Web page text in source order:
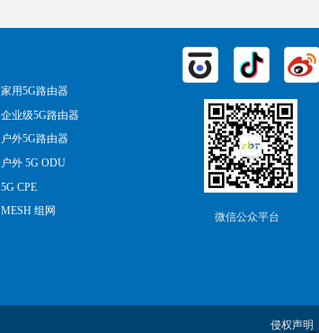
微信公众平台
家用5G路由器
企业级5G路由器
户外5G路由器
户外 5G ODU
5G CPE
MESH 组网
侵权声明 |